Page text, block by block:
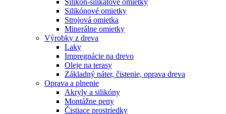
Silikón-silikátové omietky
Silikónové omietky
Strojová omietka
Minerálne omietky
Výrobky z dreva
Laky
Impregnácie na drevo
Oleje na terasy
Základný náter, čistenie, oprava dreva
Oprava a plnenie
Akryly a silikóny
Montážne peny
Čistiace prostriedky